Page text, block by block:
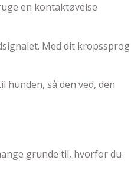
en kontaktøvelse
Med dit kropssprog
hunden, så den ved, den
grunde til, hvorfor du